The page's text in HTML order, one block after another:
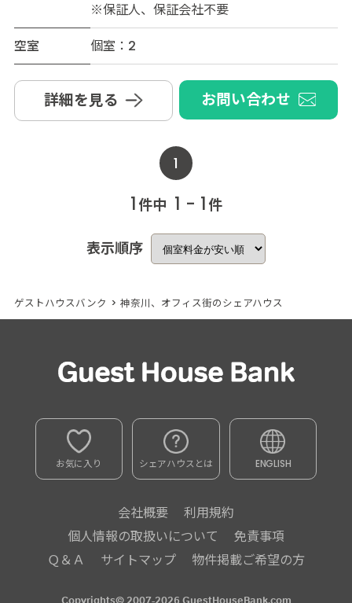
※保証人、保証会社不要
空室
個室：2
詳細を見る お問い合わせ
1
1 件中 1 - 1 件
表示順序
ゲストハウスバンク > 神奈川、オフィス街のシェアハウス
お気に入り シェアハウスとは ENGLISH
会社概要
利用規約
個人情報の取扱いについて
免責事項
Ｑ＆Ａ
サイトマップ 物件掲載ご希望の方